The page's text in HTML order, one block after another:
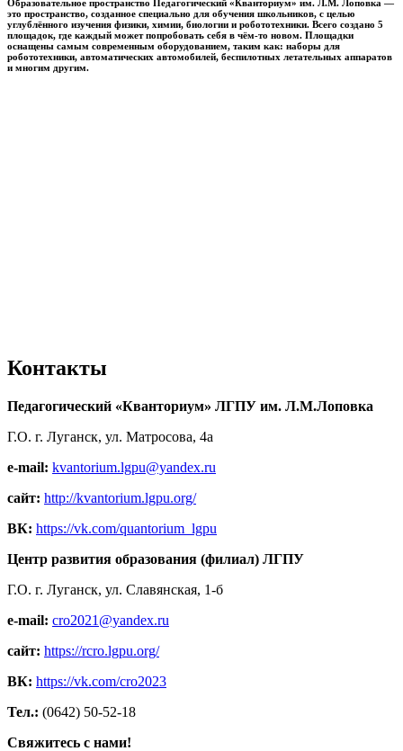
Образовательное пространство Педагогический «Кванториум» им. Л.М. Лоповка —
это пространство, созданное специально для обучения школьников, с целью
углублённого изучения физики, химии, биологии и робототехники. Всего создано 5
площадок, где каждый может попробовать себя в чём-то новом. Площадки
оснащены самым современным оборудованием, таким как: наборы для
робототехники, автоматических автомобилей, беспилотных летательных аппаратов
и многим другим.
Контакты
Педагогический «Кванториум» ЛГПУ им. Л.М.Лоповка
Г.О. г. Луганск, ул. Матросова, 4а
e-mail: kvantorium.lgpu@yandex.ru
сайт: http://kvantorium.lgpu.org/
ВК: https://vk.com/quantorium_lgpu
Центр развития образования (филиал) ЛГПУ
Г.О. г. Луганск, ул. Славянская, 1-б
e-mail: cro2021@yandex.ru
сайт: https://rcro.lgpu.org/
ВК: https://vk.com/cro2023
Тел.: (0642) 50-52-18
Свяжитесь с нами!